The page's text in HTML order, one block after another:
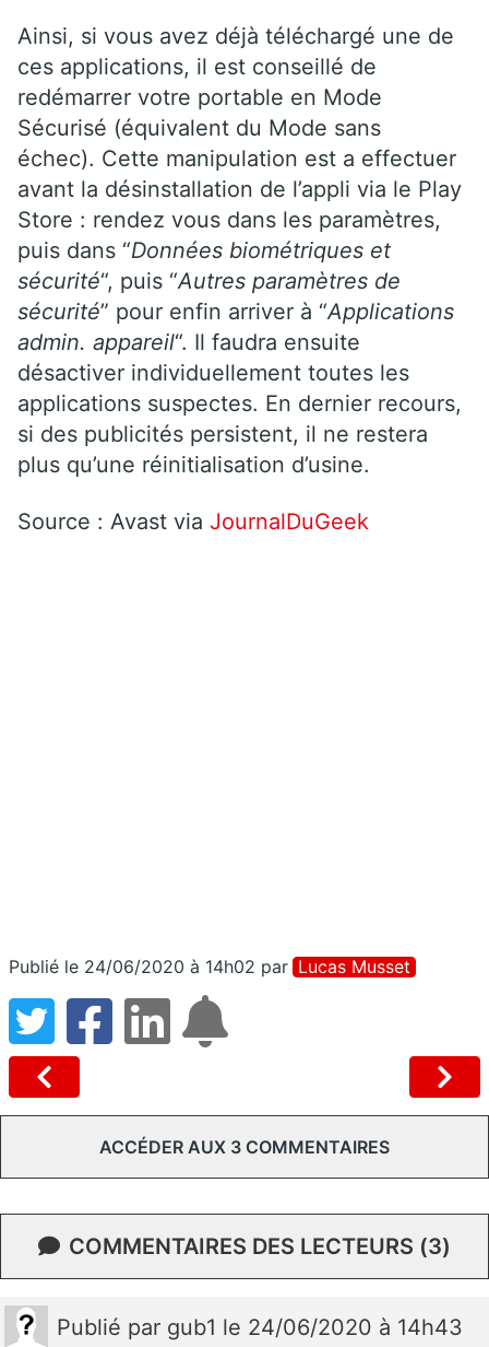
Ainsi, si vous avez déjà téléchargé une de
ces applications, il est conseillé de
redémarrer votre portable en Mode
Sécurisé (équivalent du Mode sans
échec). Cette manipulation est a effectuer
avant la désinstallation de l’appli via le Play
Store : rendez vous dans les paramètres,
puis dans “Données biométriques et
sécurité“, puis “Autres paramètres de
sécurité” pour enfin arriver à “Applications
admin. appareil“. Il faudra ensuite
désactiver individuellement toutes les
applications suspectes. En dernier recours,
si des publicités persistent, il ne restera
plus qu’une réinitialisation d’usine.
Source : Avast via JournalDuGeek
Publié le 24/06/2020 à 14h02 par Lucas Musset
ACCÉDER AUX 3 COMMENTAIRES
COMMENTAIRES DES LECTEURS (3)
Publié par gub1 le 24/06/2020 à 14h43